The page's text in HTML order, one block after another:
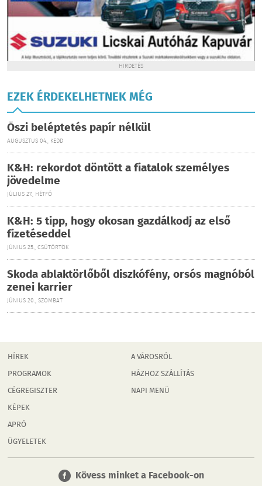
HIRDETÉS
EZEK ÉRDEKELHETNEK MÉG
Őszi beléptetés papír nélkül
AUGUSZTUS 04., KEDD
K&H: rekordot döntött a fiatalok személyes
jövedelme
JÚLIUS 27., HÉTFŐ
K&H: 5 tipp, hogy okosan gazdálkodj az első
fizetéseddel
JÚNIUS 25., CSÜTÖRTÖK
Skoda ablaktörlőből diszkófény, orsós magnóból
zenei karrier
JÚNIUS 20., SZOMBAT
HÍREK
PROGRAMOK
CÉGREGISZTER
KÉPEK
APRÓ
ÜGYELETEK
A VÁROSRÓL
HÁZHOZ SZÁLLÍTÁS
NAPI MENÜ
Kövess minket a Facebook-on